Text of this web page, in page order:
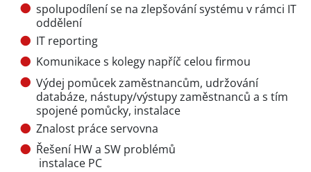
spolupodílení se na zlepšování systému v rámci IT
oddělení
IT reporting
Komunikace s kolegy napříč celou firmou
Výdej pomůcek zaměstnancům, udržování
databáze, nástupy/výstupy zaměstnanců a s tím
spojené pomůcky, instalace
Znalost práce servovna
Řešení HW a SW problémů
instalace PC